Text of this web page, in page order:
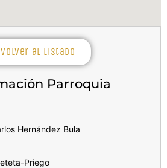
Volver al listado
Parroquia
Hernández Bula
Priego